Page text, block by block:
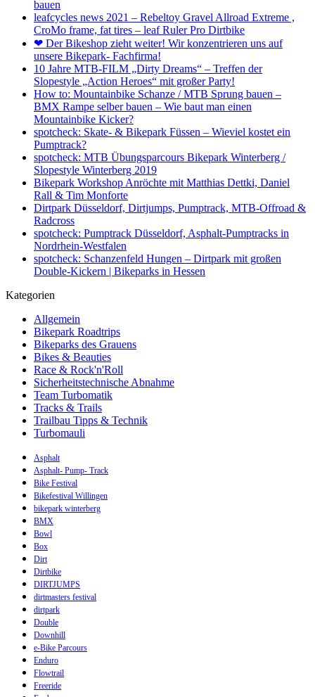
bauen
leafcycles news 2021 – Rebeltoy Gravel Allroad Extreme ,
CroMo frame, fat tires – leaf Ruler Pro Dirtbike
❤ Der Bikeshop zieht weiter! Wir konzentrieren uns auf
unsere Bikepark- Fachfirma!
10 Jahre MTB-FILM „Dirty Dreams“ – Treffen der
Slopestyle „Action Heroes“ mit großer Party!
How to: Mountainbike Schanze / MTB Sprung bauen –
BMX Rampe selber bauen – Wie baut man einen
Mountainbike Kicker?
spotcheck: Skate- & Bikepark Füssen – Wieviel kostet ein
Pumptrack?
spotcheck: MTB Übungsparcours Bikepark Winterberg /
Slopestyle Winterberg 2019
Bikepark Workshop Anröchte mit Matthias Dettki, Daniel
Rall & Tim Monforte
Dirtpark Düsseldorf, Dirtjumps, Pumptrack, MTB-Offroad &
Radcross
spotcheck: Pumptrack Düsseldorf, Asphalt-Pumptracks in
Nordrhein-Westfalen
spotcheck: Schanzenfeld Hungen – Dirtpark mit großen
Double-Kickern | Bikeparks in Hessen
Kategorien
Allgemein
Bikepark Roadtrips
Bikeparks des Grauens
Bikes & Beauties
Race & Rock'n'Roll
Sicherheitstechnische Abnahme
Team Turbomatik
Tracks & Trails
Trailbau Tipps & Technik
Turbomauli
Asphalt
Asphalt- Pump- Track
Bike Festival
Bikefestival Willingen
bikepark winterberg
BMX
Bowl
Box
Dirt
Dirtbike
DIRTJUMPS
dirtmasters festival
dirtpark
Double
Downhill
e-Bike Parcours
Enduro
Flowtrail
Freeride